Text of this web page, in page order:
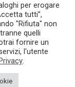
per erogare
tutti”,
"Rifiuta" non
quelli
fornire un
l'utente
.